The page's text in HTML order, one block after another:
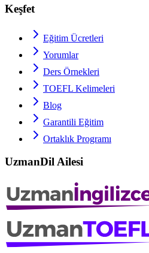
Keşfet
Eğitim Ücretleri
Yorumlar
Ders Örnekleri
TOEFL Kelimeleri
Blog
Garantili Eğitim
Ortaklık Programı
UzmanDil Ailesi